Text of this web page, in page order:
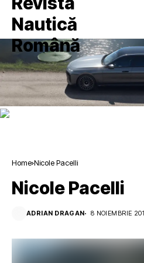
Home Nicole Pacelli
Nicole Pacelli
ADRIAN DRAGAN 8 NOIEMBRIE